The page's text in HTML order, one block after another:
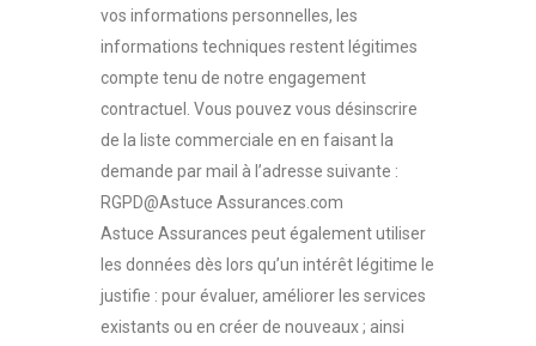
vos informations personnelles, les
informations techniques restent légitimes
compte tenu de notre engagement
contractuel. Vous pouvez vous désinscrire
de la liste commerciale en en faisant la
demande par mail à l’adresse suivante :
RGPD@Astuce Assurances.com
Astuce Assurances peut également utiliser
les données dès lors qu’un intérêt légitime le
justifie : pour évaluer, améliorer les services
existants ou en créer de nouveaux ; ainsi